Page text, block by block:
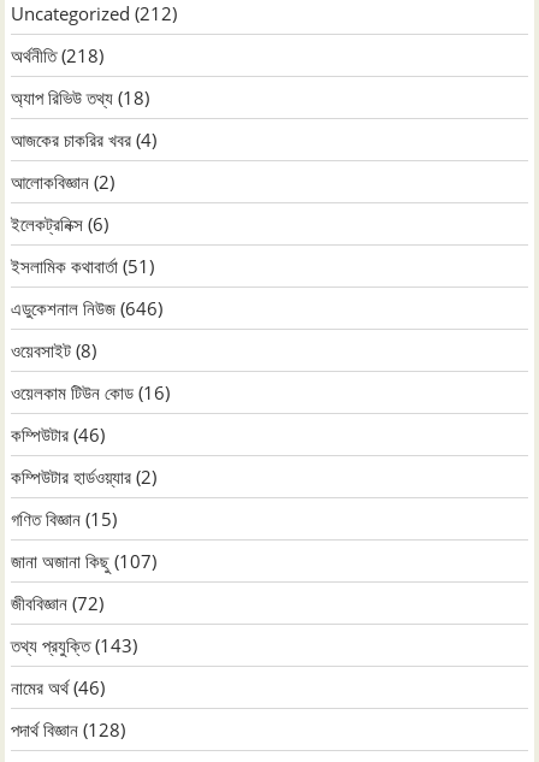
Uncategorized (212)
অর্থনীতি(218)
অ্যাপ রিভিউ তথ্য (18)
আজকের চাকরির খবর (4)
আলোকবিজ্ঞান (2)
ইলেকট্রনিক্স (6)
ইসলামিক কথাবার্তা (51)
এডুকেশনাল নিউজ (646)
ওয়েবসাইট (8)
ওয়েলকাম টিউন কোড (16)
কম্পিউটার (46)
কম্পিউটার হার্ডওয়্যার (2)
গণিত বিজ্ঞান (15)
জানা অজানা কিছু (107)
জীববিজ্ঞান (72)
তথ্য প্রযুক্তি(143)
নামের অর্থ(46)
পদার্থ বিজ্ঞান (128)